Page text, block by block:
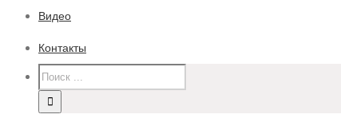
Видео
Контакты